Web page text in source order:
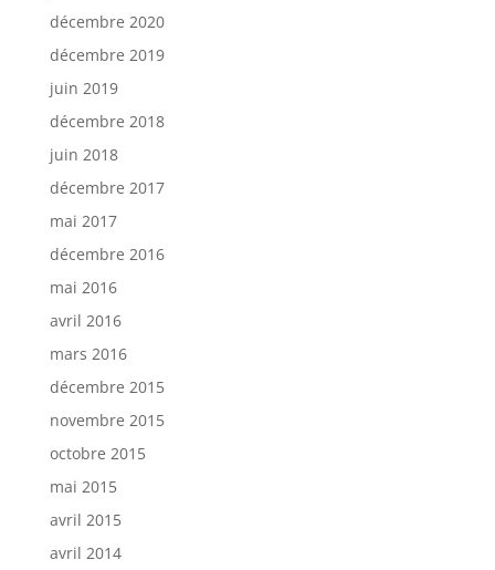
décembre 2020
décembre 2019
juin 2019
décembre 2018
juin 2018
décembre 2017
mai 2017
décembre 2016
mai 2016
avril 2016
mars 2016
décembre 2015
novembre 2015
octobre 2015
mai 2015
avril 2015
avril 2014